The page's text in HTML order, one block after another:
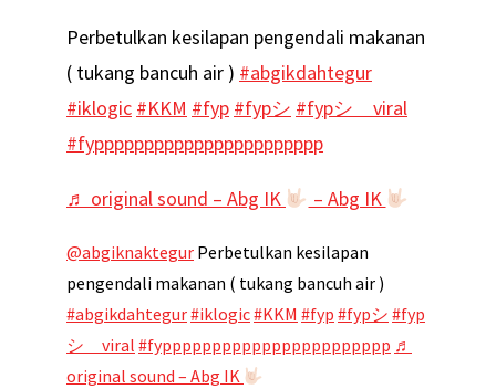
Perbetulkan kesilapan pengendali makanan
( tukang bancuh air ) #abgikdahtegur
#iklogic #KKM #fyp #fypシ #fypシ゚viral
#fyppppppppppppppppppppppp
♬ original sound – Abg IK – Abg IK
@abgiknaktegur Perbetulkan kesilapan
pengendali makanan ( tukang bancuh air )
#abgikdahtegur#iklogic#KKM #fyp #fypシ #fyp
シ゚viral #fyppppppppppppppppppppppp ♬
original sound – Abg IK